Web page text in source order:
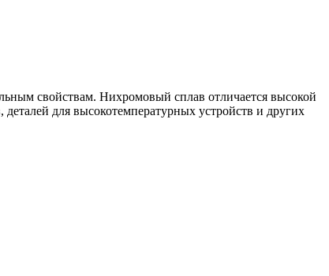
свойствам. Нихромовый сплав отличается высокой
для высокотемпературных устройств и других